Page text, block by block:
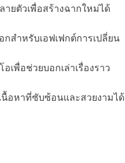
ยตัวเพื่อสร้างฉากใหม่ได้
กสำหรับเอฟเฟกต์การเปลี่ยน
เพื่อช่วยบอกเล่าเรื่องราว
อหาที่ซับซ้อนและสวยงามได้